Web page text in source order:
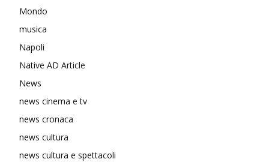
Mondo
musica
Napoli
Native AD Article
News
news cinema e tv
news cronaca
news cultura
news cultura e spettacoli